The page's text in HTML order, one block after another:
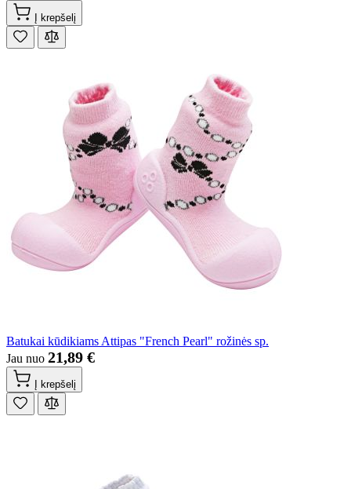
Į krepšelį
Batukai kūdikiams Attipas "French Pearl" rožinės sp.
Jau nuo 21,89 €
Į krepšelį